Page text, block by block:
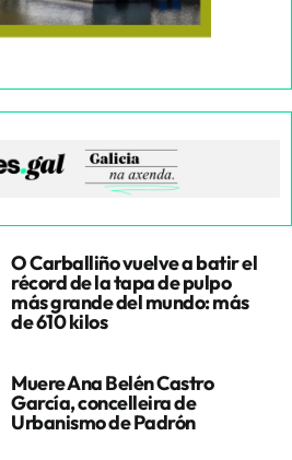
O Carballiño vuelve a batir el
récord de la tapa de pulpo
más grande del mundo: más
de 610 kilos
Muere Ana Belén Castro
García, concelleira de
Urbanismo de Padrón